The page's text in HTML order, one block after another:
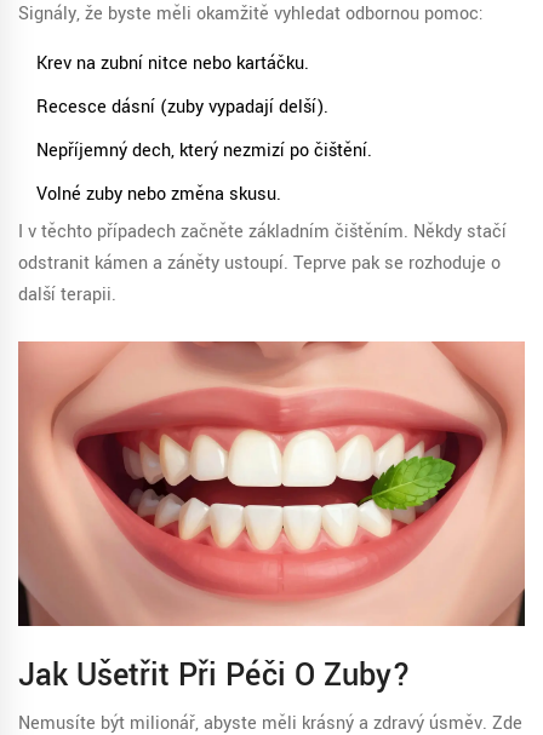
Signály, že byste měli okamžitě vyhledat odbornou pomoc:
Krev na zubní nitce nebo kartáčku.
Recesce dásní (zuby vypadají delší).
Nepříjemný dech, který nezmizí po čištění.
Volné zuby nebo změna skusu.
I v těchto případech začněte základním čištěním. Někdy stačí
odstranit kámen a záněty ustoupí. Teprve pak se rozhoduje o
další terapii.
Jak Ušetřit Při Péči O Zuby?
Nemusíte být milionář, abyste měli krásný a zdravý úsměv. Zde